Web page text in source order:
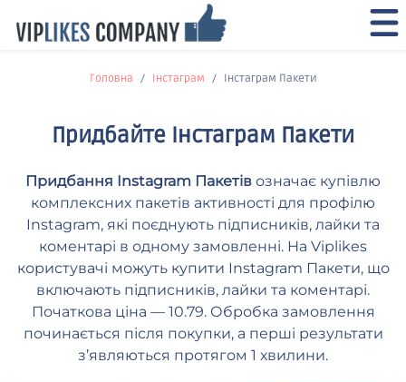
Головна Інстаграм Інстаграм Пакети
Придбайте Інстаграм Пакети
Придбання Instagram Пакетів означає купівлю
комплексних пакетів активності для профілю
Instagram, які поєднують підписників, лайки та
коментарі в одному замовленні. На Viplikes
користувачі можуть купити Instagram Пакети, що
включають підписників, лайки та коментарі.
Початкова ціна — 10.79. Обробка замовлення
починається після покупки, а перші результати
з’являються протягом 1 хвилини.